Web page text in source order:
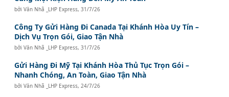
bởiVăn Nhã _LHP Express,31/7/26
Công Ty Gửi Hàng Đi Canada Tại Khánh Hòa Uy Tín –
Dịch Vụ Trọn Gói, Giao Tận Nhà
bởiVăn Nhã _LHP Express,31/7/26
Gửi Hàng Đi Mỹ Tại Khánh Hòa Thủ Tục Trọn Gói –
Nhanh Chóng, An Toàn, Giao Tận Nhà
bởiVăn Nhã _LHP Express, 24/7/26